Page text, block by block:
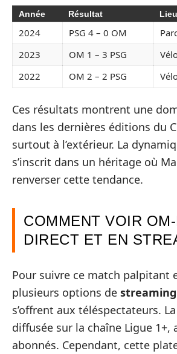
Année Résultat Lieu
2024 PSG 4 – 0 OM
2023
OM 1 – 3 PSG
2022
OM 2 – 2 PSG
Ces résultats montrent une
dans les dernières éditions du
surtout à l’extérieur. La
s’inscrit dans un héritage où
renverser cette tendance.
COMMENT VOIR
DIRECT ET EN
Pour suivre ce match palpitant
plusieurs options de
s’offrent aux téléspectateurs.
diffusée sur la chaîne Ligue 1+,
abonnés. Cependant, cette